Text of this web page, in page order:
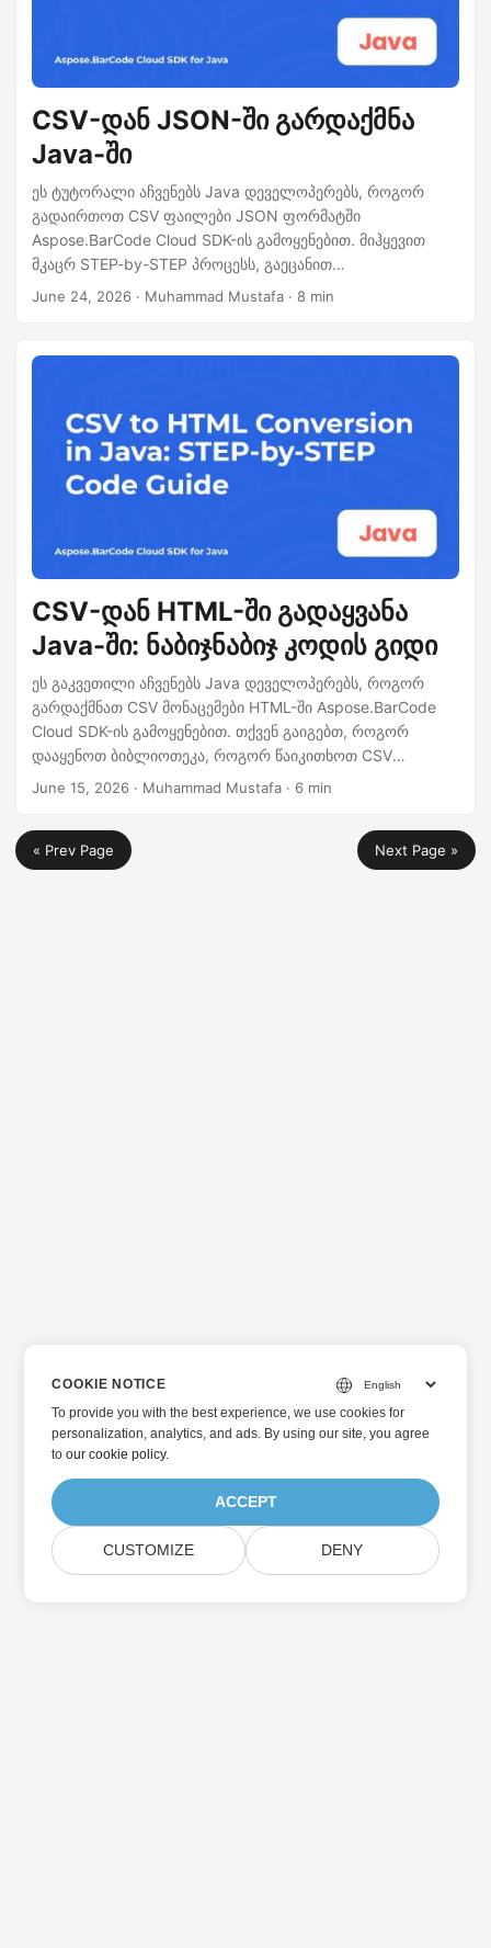
CSV-დან JSON-ში გარდაქმნა
Java-ში
ეს ტუტორალი აჩვენებს Java დეველოპერებს, როგორ
გადაირთოთ CSV ფაილები JSON ფორმატში
Aspose.BarCode Cloud SDK-ის გამოყენებით. მიჰყევით
მკაცრ STEP-by-STEP პროცესს, გაეცანით
მრავალნაკადიან კონვერსიას, ნახეთ სრულყოფილი
June 24, 2026 · Muhammad Mustafa · 8 min
CSV-დან HTML-ში გადაყვანა
Java-ში: ნაბიჯნაბიჯ კოდის გიდი
ეს გაკვეთილი აჩვენებს Java დეველოპერებს, როგორ
გარდაქმნათ CSV მონაცემები HTML-ში Aspose.BarCode
Cloud SDK-ის გამოყენებით. თქვენ გაიგებთ, როგორ
დააყენოთ ბიბლიოთეკა, როგორ წაიკითხოთ CSV
ფაილები, როგორ შექმნათ HTML ცხრილები, როგორ
ოპტიმიზაციები დიდი მონაცემთა ნაკადებისთვის.
June 15, 2026 · Muhammad Mustafa · 6 min
« Prev Page Next Page »
COOKIE NOTICE
To provide you with the best experience, we use cookies for
personalization, analytics, and ads. By using our site, you agree
toour cookie policy.
ACCEPT
CUSTOMIZE DENY